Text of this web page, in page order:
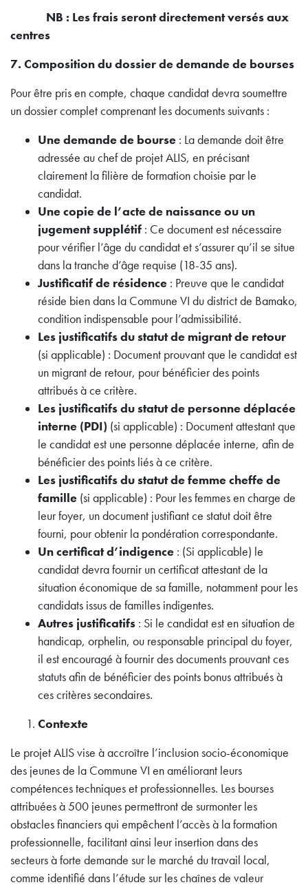
NB : Les frais seront directement versés aux
centres
7. Composition du dossier de demande de bourses
Pour être pris en compte, chaque candidat devra soumettre
un dossier complet comprenant les documents suivants :
Une demande de bourse : La demande doit être
adressée au chef de projet ALIS, en précisant
clairement la filière de formation choisie par le
candidat.
Une copie de l’acte de naissance ou un
jugement supplétif : Ce document est nécessaire
pour vérifier l’âge du candidat et s’assurer qu’il se situe
dans la tranche d’âge requise (18-35 ans).
Justificatif de résidence : Preuve que le candidat
réside bien dans la Commune VI du district de Bamako,
condition indispensable pour l’admissibilité.
Les justificatifs du statut de migrant de retour
(si applicable) : Document prouvant que le candidat est
un migrant de retour, pour bénéficier des points
attribués à ce critère.
Les justificatifs du statut de personne déplacée
interne (PDI) (si applicable) : Document attestant que
le candidat est une personne déplacée interne, afin de
bénéficier des points liés à ce critère.
Les justificatifs du statut de femme cheffe de
famille (si applicable) : Pour les femmes en charge de
leur foyer, un document justifiant ce statut doit être
fourni, pour obtenir la pondération correspondante.
Un certificat d’indigence : (Si applicable) le
candidat devra fournir un certificat attestant de la
situation économique de sa famille, notamment pour les
candidats issus de familles indigentes.
Autres justificatifs : Si le candidat est en situation de
handicap, orphelin, ou responsable principal du foyer,
il est encouragé à fournir des documents prouvant ces
statuts afin de bénéficier des points bonus attribués à
ces critères secondaires.
Contexte
Le projet ALIS vise à accroître l’inclusion socio-économique
des jeunes de la Commune VI en améliorant leurs
compétences techniques et professionnelles. Les bourses
attribuées à 500 jeunes permettront de surmonter les
obstacles financiers qui empêchent l’accès à la formation
professionnelle, facilitant ainsi leur insertion dans des
secteurs à forte demande sur le marché du travail local,
comme identifié dans l’étude sur les chaînes de valeur